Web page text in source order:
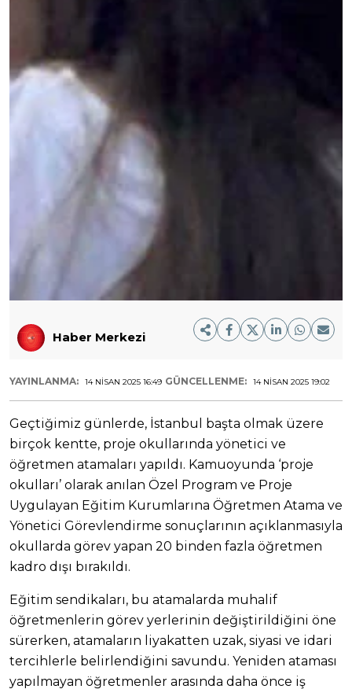
Haber Merkezi
YAYINLANMA: 14 NISAN 2025 16:49 GÜNCELLENME: 14 NISAN 2025 19:02
Geçtiğimiz günlerde, İstanbul başta olmak üzere
birçok kentte, proje okullarında yönetici ve
öğretmen atamaları yapıldı. Kamuoyunda ‘proje
okulları’ olarak anılan Özel Program ve Proje
Uygulayan Eğitim Kurumlarına Öğretmen Atama ve
Yönetici Görevlendirme sonuçlarının açıklanmasıyla
okullarda görev yapan 20 binden fazla öğretmen
kadro dışı bırakıldı.
Eğitim sendikaları, bu atamalarda muhalif
öğretmenlerin görev yerlerinin değiştirildiğini öne
sürerken, atamaların liyakatten uzak, siyasi ve idari
tercihlerle belirlendiğini savundu. Yeniden ataması
yapılmayan öğretmenler arasında daha önce iş